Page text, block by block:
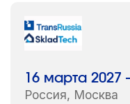
16 марта
Россия, Москва